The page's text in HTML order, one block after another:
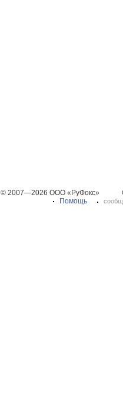
© 2007—2026 ООО «РуФокс»
Помощь